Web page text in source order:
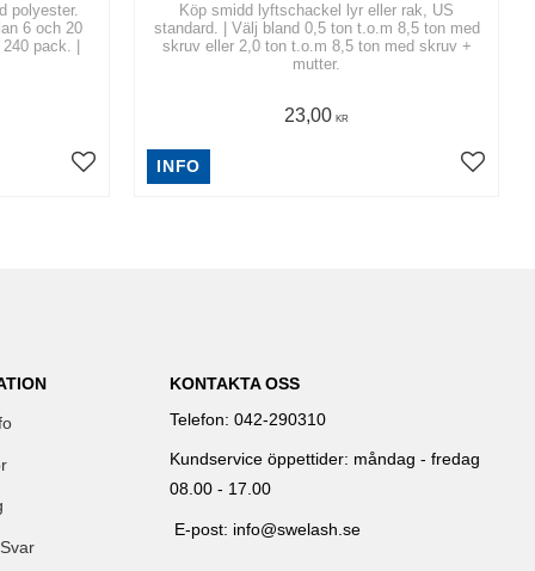
polyester.
6 och 20
pack. |
Köp smidd lyftschackel lyr eller rak, US
standard. | Välj bland 0,5 ton t.o.m 8,5 ton med
skruv eller 2,0 ton t.o.m 8,5 ton med skruv +
mutter.
23,00 KR
INFO
KONTAKTA OSS
Telefon: 042-290310
Kundservice öppettider: måndag - fredag
08.00 - 17.00
E-post: info@swelash.se